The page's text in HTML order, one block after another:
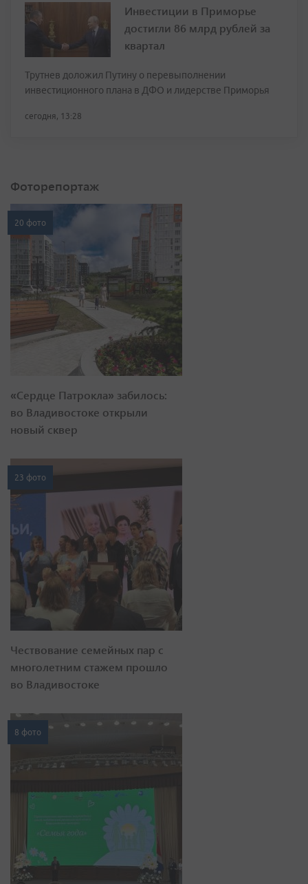
Инвестиции в Приморье
достигли 86 млрд рублей за
квартал
Трутнев доложил Путину о перевыполнении
инвестиционного плана в ДФО и лидерстве Приморья
сегодня, 13:28
Фоторепортаж
20 фото
«Сердце Патрокла» забилось:
во Владивостоке открыли
новый сквер
23 фото
Чествование семейных пар с
многолетним стажем прошло
во Владивостоке
8 фото